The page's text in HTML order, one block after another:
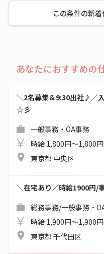
この条件の新
あなたにおすすめの
＼2名募集＆9:30出社♪／
☆彡
一般事務・OA事務
時給 1,800円～1,800円
東京都 中央区
＼在宅あり／時給1900円/
総務事務/一般事務・
時給 1,900円～1,900円
東京都 千代田区